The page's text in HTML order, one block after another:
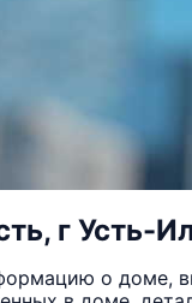
г
о доме,